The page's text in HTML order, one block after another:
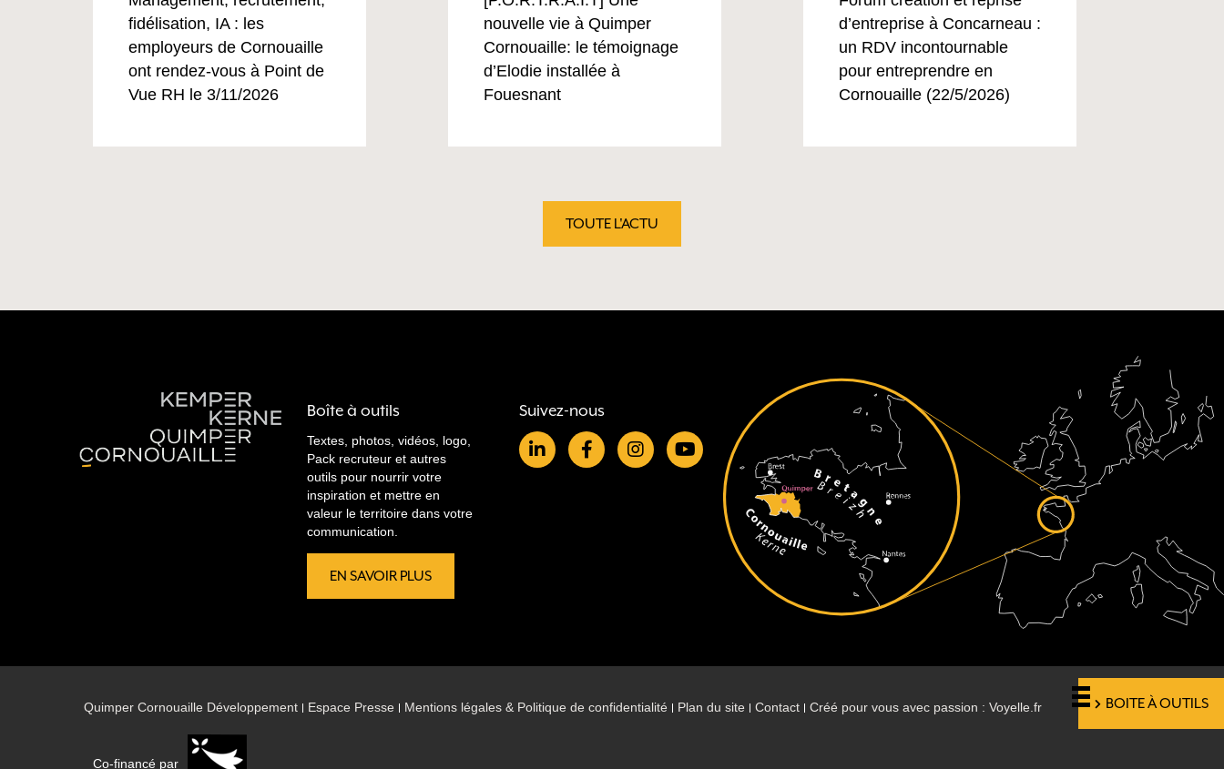
fidélisation, IA : les
employeurs de Cornouaille
ont rendez-vous à Point de
Vue RH le 3/11/2026
nouvelle vie à Quimper
Cornouaille: le témoignage
d’Elodie installée à
Fouesnant
d’entreprise à Concarneau :
un RDV incontournable
pour entreprendre en
Cornouaille (22/5/2026)
TOUTE L'ACTU
BOITE À OUTILS
Boîte à outils
Textes, photos, vidéos, logo,
Pack recruteur et autres
outils pour nourrir votre
inspiration et mettre en
valeur le territoire dans votre
communication.
EN SAVOIR PLUS
Suivez-nous
Quimper Cornouaille Développement Espace Presse Mentions légales & Politique de confidentialité Plan du site Contact Créé pour vous avec passion : Voyelle.fr
Co-financé par